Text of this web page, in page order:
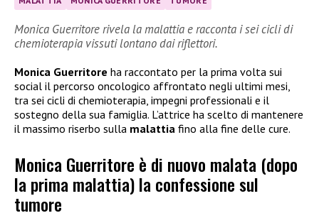
Monica Guerritore rivela la malattia e racconta i sei cicli di
chemioterapia vissuti lontano dai riflettori.
Monica Guerritore ha raccontato per la prima volta sui
social il percorso oncologico affrontato negli ultimi mesi,
tra sei cicli di chemioterapia, impegni professionali e il
sostegno della sua famiglia. L’attrice ha scelto di mantenere
il massimo riserbo sulla malattia fino alla fine delle cure.
Monica Guerritore è di nuovo malata (dopo
la prima malattia) la confessione sul
tumore